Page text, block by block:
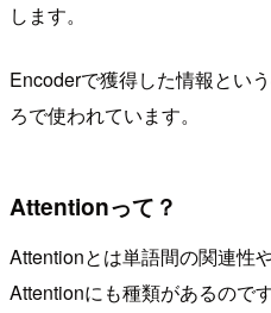
します。
Encoderで獲得した情報とい
ろで使われています。
Attentionって？
Attentionとは単語間の関連性
Attentionにも種類があるので